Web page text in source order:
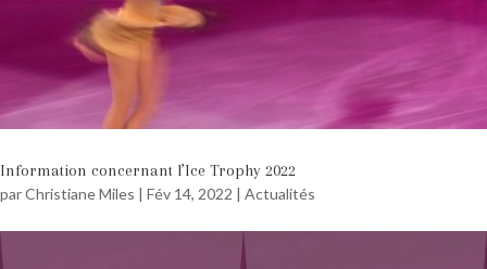
Information concernant l’Ice Trophy 2022
parChristiane Miles | Fév 14, 2022 | Actualités